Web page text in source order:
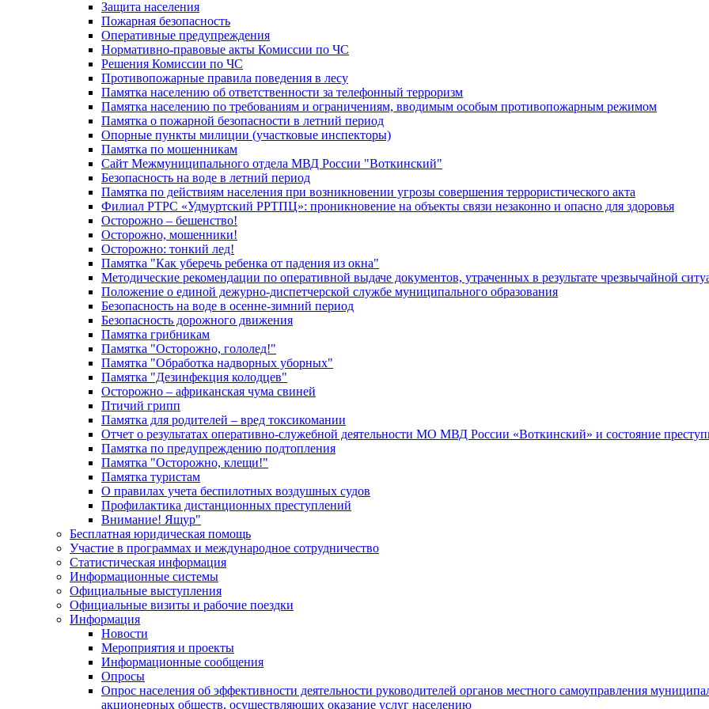
Защита населения
Пожарная безопасность
Оперативные предупреждения
Нормативно-правовые акты Комиссии по ЧС
Решения Комиссии по ЧС
Противопожарные правила поведения в лесу
Памятка населению об ответственности за телефонный терроризм
Памятка населению по требованиям и ограничениям, вводимым особым противопожарным режимом
Памятка о пожарной безопасности в летний период
Опорные пункты милиции (участковые инспекторы)
Памятка по мошенникам
Сайт Межмуниципального отдела МВД России "Воткинский"
Безопасность на воде в летний период
Памятка по действиям населения при возникновении угрозы совершения террористического акта
Филиал РТРС «Удмуртский РРТПЦ»: проникновение на объекты связи незаконно и опасно для здоровья
Осторожно – бешенство!
Осторожно, мошенники!
Осторожно: тонкий лед!
Памятка "Как уберечь ребенка от падения из окна"
Методические рекомендации по оперативной выдаче документов, утраченных в результате чрезвычайной
Положение о единой дежурно-диспетчерской службе муниципального образования
Безопасность на воде в осенне-зимний период
Безопасность дорожного движения
Памятка грибникам
Памятка "Осторожно, гололед!"
Памятка "Обработка надворных уборных"
Памятка "Дезинфекция колодцев"
Осторожно – африканская чума свиней
Птичий грипп
Памятка для родителей – вред токсикомании
Отчет о результатах оперативно-служебной деятельности МО МВД России «Воткинский» и состояние
Памятка по предупреждению подтопления
Памятка "Осторожно, клещи!"
Памятка туристам
О правилах учета беспилотных воздушных судов
Профилактика дистанционных преступлений
Внимание! Ящур"
Бесплатная юридическая помощь
Участие в программах и международное сотрудничество
Статистическая информация
Информационные системы
Официальные выступления
Официальные визиты и рабочие поездки
Информация
Новости
Мероприятия и проекты
Информационные сообщения
Опросы
Опрос населения об эффективности деятельности руководителей органов местного самоуправления
акционерных обществ, осуществляющих оказание услуг населению